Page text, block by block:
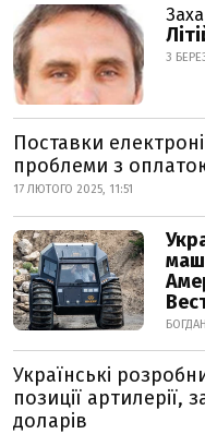
3
Поставки
проблеми з
17 ЛЮТОГО 2025, 11:51
Українські
позиції артилерії,
доларів